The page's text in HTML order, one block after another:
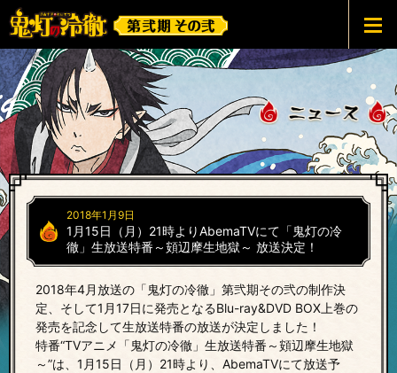
鬼灯の冷徹 第弐期その弐
2018年1月9日
1月15日（月）21時よりAbemaTVにて「鬼灯の冷
徹」生放送特番 ～頞辺摩生地獄～ 放送決定！
2018年4月放送の「鬼灯の冷徹」第弐期その弐の制作決
定、そして1月17日に発売となるBlu-ray&DVD BOX上巻の
発売を記念して生放送特番の放送が決定しました！
特番“TVアニメ「鬼灯の冷徹」生放送特番～頞辺摩生地獄
～”は、1月15日（月）21時より、AbemaTVにて放送予